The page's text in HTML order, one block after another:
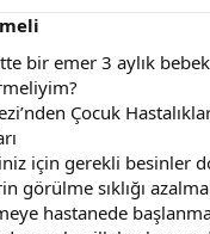
bir emer 3 aylık
Çocuk
için gerekli besinler
görülme sıklığı
hastanede